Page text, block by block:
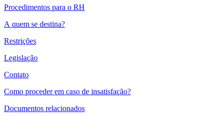
Procedimentos para o RH
A quem se destina?
Restrições
Legislação
Contato
Como proceder em caso de insatisfação?
Documentos relacionados